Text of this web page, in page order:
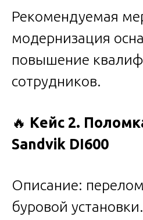
Рекомендуемая
модернизация
повышение
сотрудников.
🔥 Кейс 2.
Sandvik DI600
Описание:
буровой установки.